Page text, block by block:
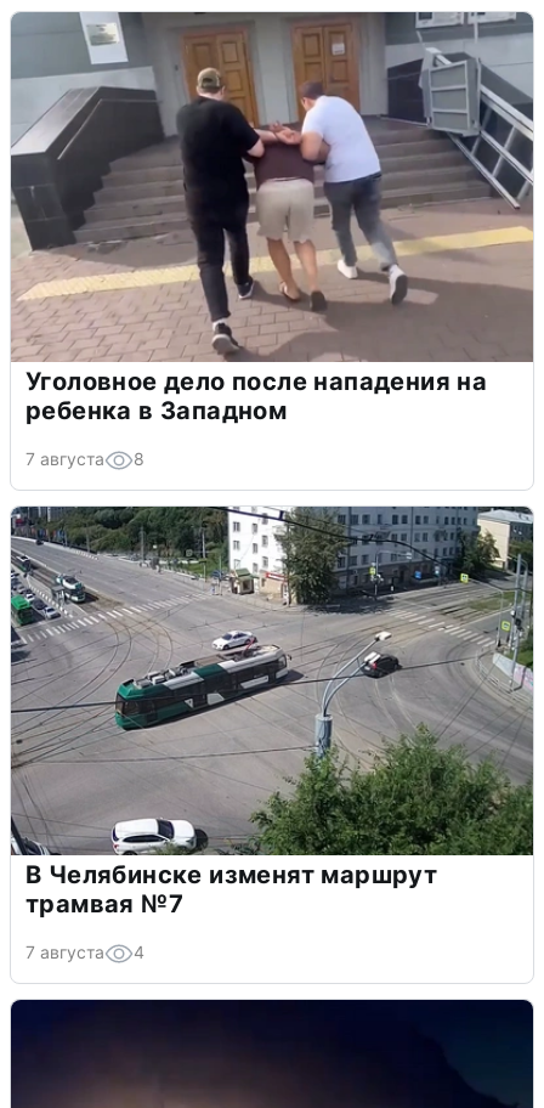
Уголовное дело после нападения на
ребенка в Западном
7 августа 8
В Челябинске изменят маршрут
трамвая №7
7 августа 4